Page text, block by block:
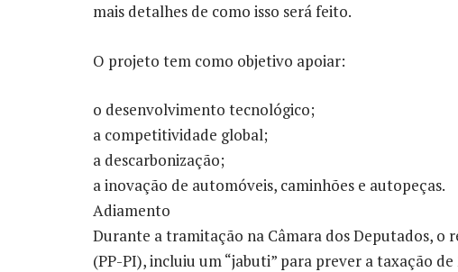
mais detalhes de como isso será feito.
O projeto tem como objetivo apoiar:
o desenvolvimento tecnológico;
a competitividade global;
a descarbonização;
a inovação de automóveis, caminhões e autopeças.
Adiamento
Durante a tramitação na Câmara dos Deputados,
(PP-PI), incluiu um “jabuti” para prever a taxação